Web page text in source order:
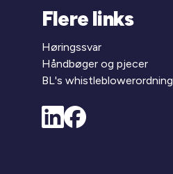
Flere links
Høringssvar
Håndbøger og pjecer
BL's whistleblowerordning